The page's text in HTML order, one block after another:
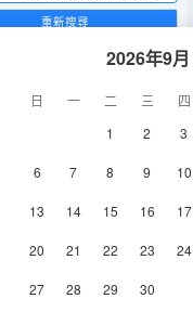
2026年9月
日 一 二 三
四
1
2 3
6 7 8 9 10
13 14 15 16 17
20 21 22 23 24
27 28 29 30
重新搜尋
空調